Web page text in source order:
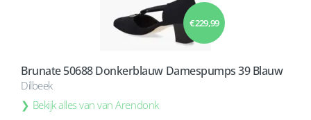
€ 229,99
Brunate 50688 Donkerblauw Damespumps 39 Blauw
Dilbeek
Bekijk alles van van Arendonk